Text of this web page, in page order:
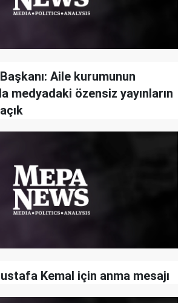
Aile kurumunun
medyadaki özensiz yayınların
Kemal için anma mesajı